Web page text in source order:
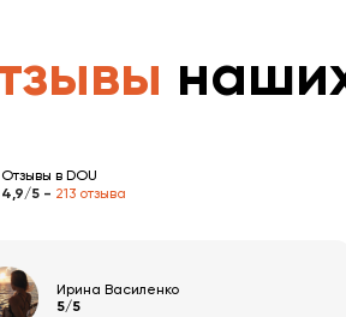
Отзывы в DOU
4,9/5 - 213 отзыва
Ирина Василенко
5/5